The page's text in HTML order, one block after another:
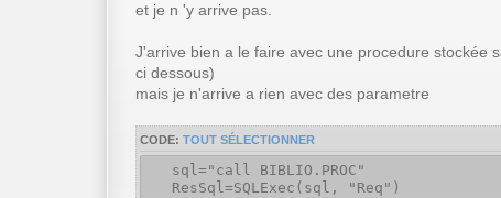
et je n 'y arrive pas.
J'arrive bien a le faire avec une procedure stockée
ci dessous)
mais je n'arrive a rien avec des parametre
CODE: TOUT SÉLECTIONNER
sql="call BIBLIO.PROC"
ResSql=SQLExec(sql, "Req")